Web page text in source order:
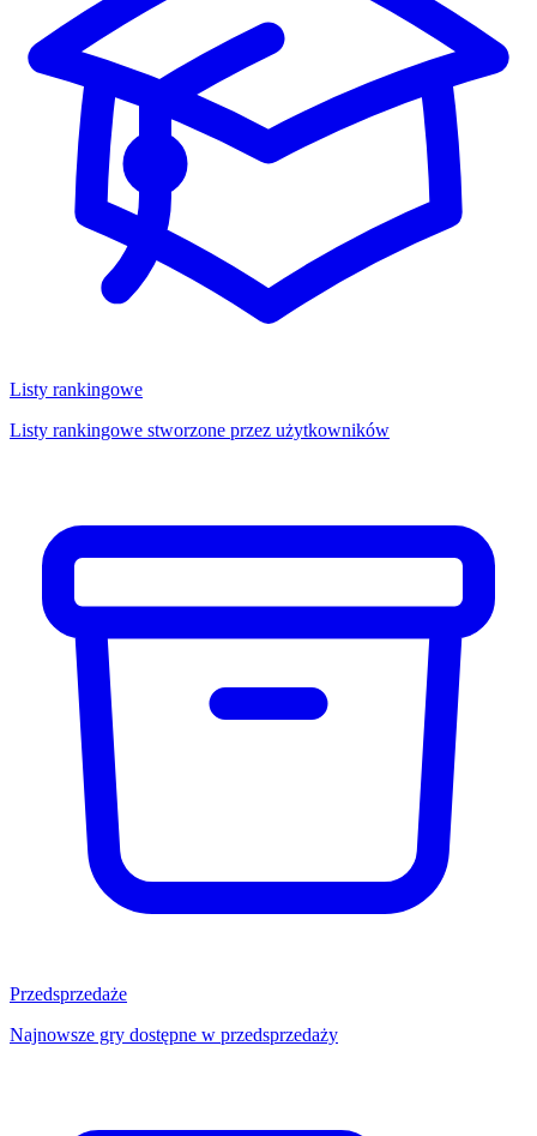
Listy rankingowe
Listy rankingowe stworzone przez użytkowników
Przedsprzedaże
Najnowsze gry dostępne w przedsprzedaży